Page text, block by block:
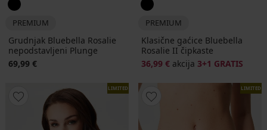
PREMIUM
Grudnjak Bluebella Rosalie
nepodstavljeni Plunge
69,99 €
PREMIUM
Klasične gaćice Bluebella
Rosalie II čipkaste
36,99 € akcija 3+1 GRATIS
LIMITED LIMITED